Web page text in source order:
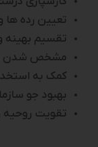
تعیین رده
تقسیم بهینه
مشخص شدن
کمک به
بهبود جو
تقویت روحیه و